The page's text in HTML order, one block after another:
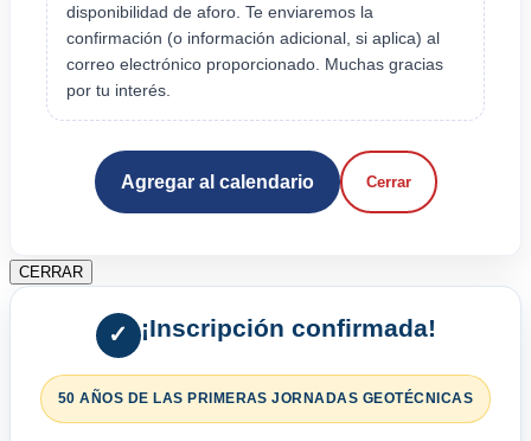
disponibilidad de aforo. Te enviaremos la
confirmación (o información adicional, si aplica) al
correo electrónico proporcionado. Muchas gracias
por tu interés.
Agregar al calendario Cerrar
CERRAR
✓ ¡Inscripción confirmada!
50 AÑOS DE LAS PRIMERAS JORNADAS GEOTÉCNICAS